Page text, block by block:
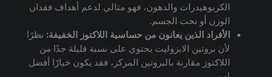
الكربوهيدرات والدهون، فهو مثالي لدعم أهداف فقدان
الوزن أو نحت الجسم.
الأفراد الذين يعانون من حساسية اللاكتوز الخفيفة: نظرًا
لأن بروتين الايزوليت يحتوي على نسبة قليلة جدًا من
اللاكتوز مقارنة بالبروتين المركز، فقد يكون خيارًا أفضل